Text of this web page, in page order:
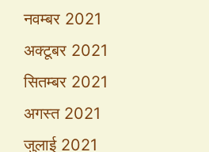
नवम्बर 2021
अक्टूबर 2021
सितम्बर 2021
अगस्त 2021
जुलाई 2021